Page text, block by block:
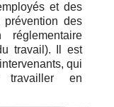
et des
des
travail). Il est
qui
travailler en